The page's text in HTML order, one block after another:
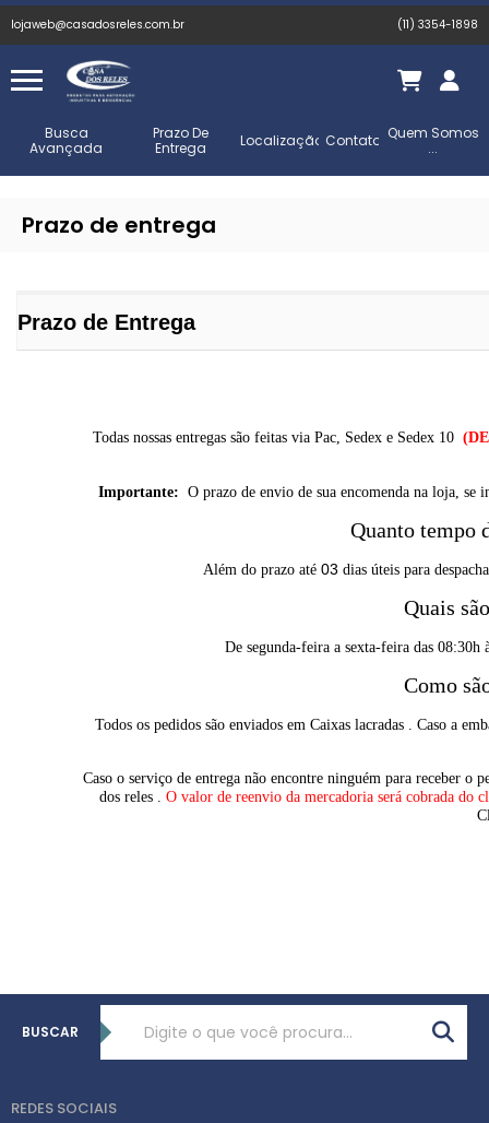
lojaweb@casadosreles.com.br (11) 3354-1898
Busca
Avançada
Prazo De
Entrega
Localização Contato Quem Somos
...
Prazo de entrega
Prazo de Entrega
Todas nossas entregas são feitas via Pac, Sedex e Sedex 10
Importante: O prazo de envio de sua encomenda na loja,
Quanto tempo
Além do prazo até 03 dias úteis para
Quais
De segunda-feira a sexta-feira das 08:30h
Como
Todos os pedidos são enviados em Caixas lacradas . Caso a
Caso o serviço de entrega não encontre ninguém para receber o
dos reles . O valor de reenvio da mercadoria será cobrada do
BUSCAR
REDES SOCIAIS